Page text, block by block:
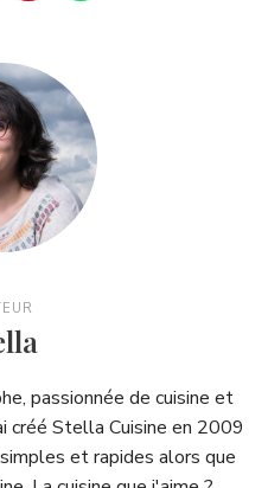
passionnée de cuisine et
créé Stella Cuisine en 2009
et rapides alors que